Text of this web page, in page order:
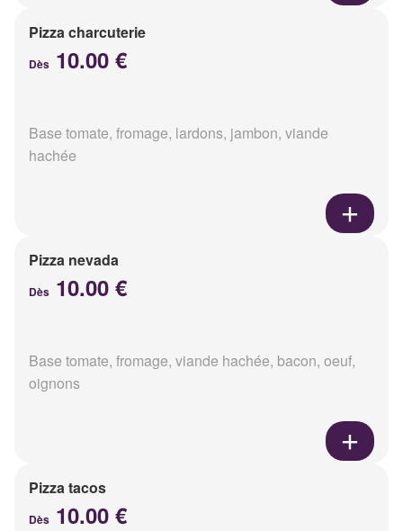
Pizza charcuterie
Dès 10.00 €
Base tomate, fromage, lardons, jambon, viande
hachée
Pizza nevada
Dès 10.00 €
Base tomate, fromage, viande hachée, bacon, oeuf,
oignons
Pizza tacos
Dès 10.00 €